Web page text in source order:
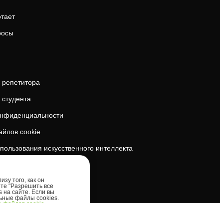
cookie
искусственного интеллекта
того, как он
"Разрешить все
на сайте. Если вы
файлы cookies.